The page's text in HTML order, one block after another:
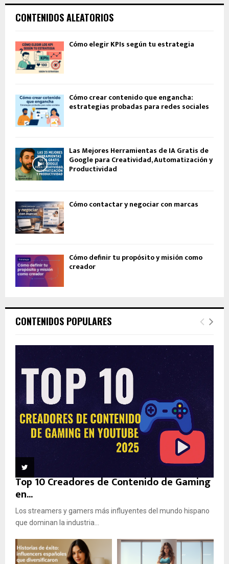
CONTENIDOS ALEATORIOS
Cómo elegir KPIs según tu estrategia
Cómo crear contenido que engancha:
estrategias probadas para redes sociales
Las Mejores Herramientas de IA Gratis de
Google para Creatividad, Automatización y
Productividad
Cómo contactar y negociar con marcas
Cómo definir tu propósito y misión como
creador
CONTENIDOS POPULARES
Top 10 Creadores de Contenido de Gaming
en...
Los streamers y gamers más influyentes del mundo hispano
que dominan la industria...